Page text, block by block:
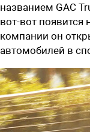
названием GAC
вот-вот
компании он
автомобилей в